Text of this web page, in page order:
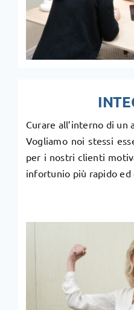
Curare all’interno di un
Vogliamo noi stessi
per i nostri clienti
infortunio più rapido ed